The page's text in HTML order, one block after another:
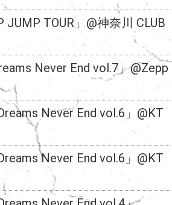
JUMP TOUR」@神奈川 CLUB
Never End vol.7」@Zepp
Never End vol.6」@KT
Never End vol.6」@KT